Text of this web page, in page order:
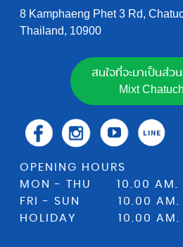
8 Kamphaeng Phet 3 Rd,
Thailand, 10900
สนใจที่จะมาเป็นส่ว
Mixt
OPENING HOURS
MON - THU 10.00 AM.
FRI - SUN 10.00 AM. -
HOLIDAY 10.00 AM. -